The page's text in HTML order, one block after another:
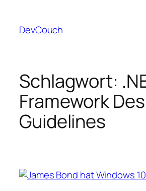
springen
DevCouch
Schlagwort:
Framework
Guidelines